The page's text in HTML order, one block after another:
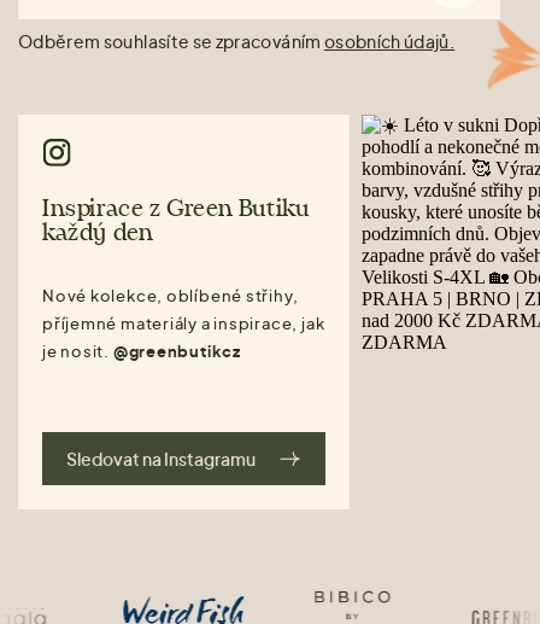
Odběrem souhlasíte se zpracováním osobních údajů.
Inspirace z Green Butiku
každý den
Nové kolekce, oblíbené střihy,
příjemné materiály a inspirace, jak
je nosit. @greenbutikcz
Sledovat na Instagramu